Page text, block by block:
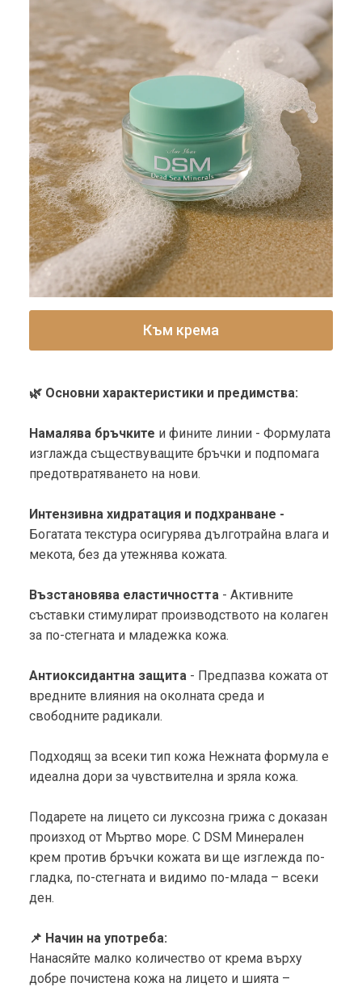
Към крема
🌿 Основни характеристики и предимства:
Намалява бръчките и фините линии - Формулата
изглажда съществуващите бръчки и подпомага
предотвратяването на нови.
Интензивна хидратация и подхранване -
Богатата текстура осигурява дълготрайна влага и
мекота, без да утежнява кожата.
Възстановява еластичността - Активните
съставки стимулират производството на колаген
за по-стегната и младежка кожа.
Антиоксидантна защита - Предпазва кожата от
вредните влияния на околната среда и
свободните радикали.
Подходящ за всеки тип кожа Нежната формула е
идеална дори за чувствителна и зряла кожа.
Подарете на лицето си луксозна грижа с доказан
произход от Мъртво море. С DSM Минерален
крем против бръчки кожата ви ще изглежда по-
гладка, по-стегната и видимо по-млада – всеки
ден.
📌 Начин на употреба:
Нанасяйте малко количество от крема върху
добре почистена кожа на лицето и шията –